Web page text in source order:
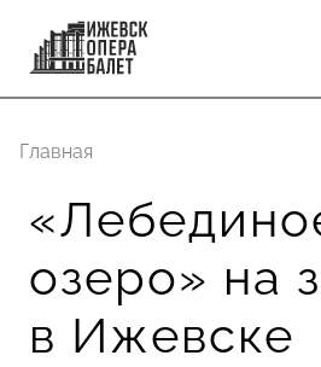
Главная
озеро» на
в Ижевске